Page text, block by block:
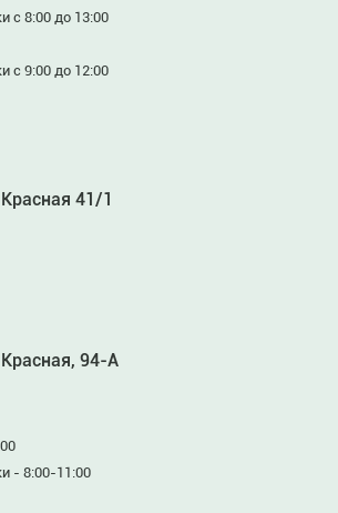
с 8:00 до 13:00
с 9:00 до 12:00
41/1
94-А
- 8:00-11:00